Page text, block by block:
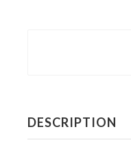
DESCRIPTION